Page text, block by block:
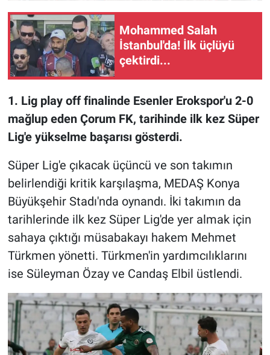
Mohammed Salah
İstanbul'da! İlk üçlüyü
çektirdi...
1. Lig play off finalinde Esenler Erokspor'u 2-0
mağlup eden Çorum FK, tarihinde ilk kez Süper
Lig'e yükselme başarısı gösterdi.
Süper Lig'e çıkacak üçüncü ve son takımın
belirlendiği kritik karşılaşma, MEDAŞ Konya
Büyükşehir Stadı'nda oynandı. İki takımın da
tarihlerinde ilk kez Süper Lig'de yer almak için
sahaya çıktığı müsabakayı hakem Mehmet
Türkmen yönetti. Türkmen'in yardımcılıklarını
ise Süleyman Özay ve Candaş Elbil üstlendi.